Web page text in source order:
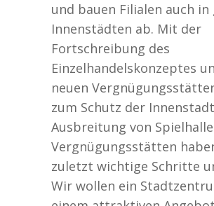
und bauen Filialen auch in
Innenstädten ab. Mit der
Fortschreibung des
Einzelhandelskonzeptes
neuen
zum Schutz der
Ausbreitung von
Vergnügungsstätten
zuletzt wichtige Schritte
Wir wollen ein